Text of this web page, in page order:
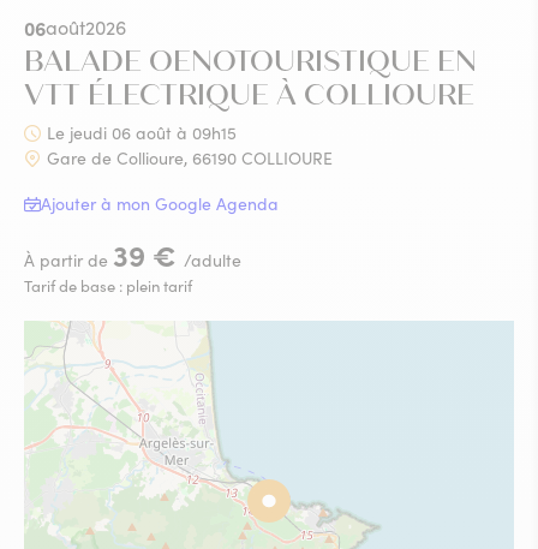
06août2026
BALADE OENOTOURISTIQUE EN
VTT ÉLECTRIQUE À COLLIOURE
Le jeudi 06 août à 09h15
Gare de Collioure, 66190 COLLIOURE
Ajouter à mon Google Agenda
À partir de 39 € /adulte
Tarif de base : plein tarif